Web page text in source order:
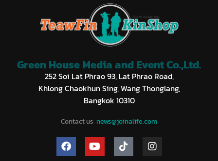
Green House Media and Event Co.,Ltd.
252 Soi Lat Phrao 93, Lat Phrao Road,
Khlong Chaokhun Sing, Wang Thonglang,
Bangkok 10310
Contact us: news@joinalife.com